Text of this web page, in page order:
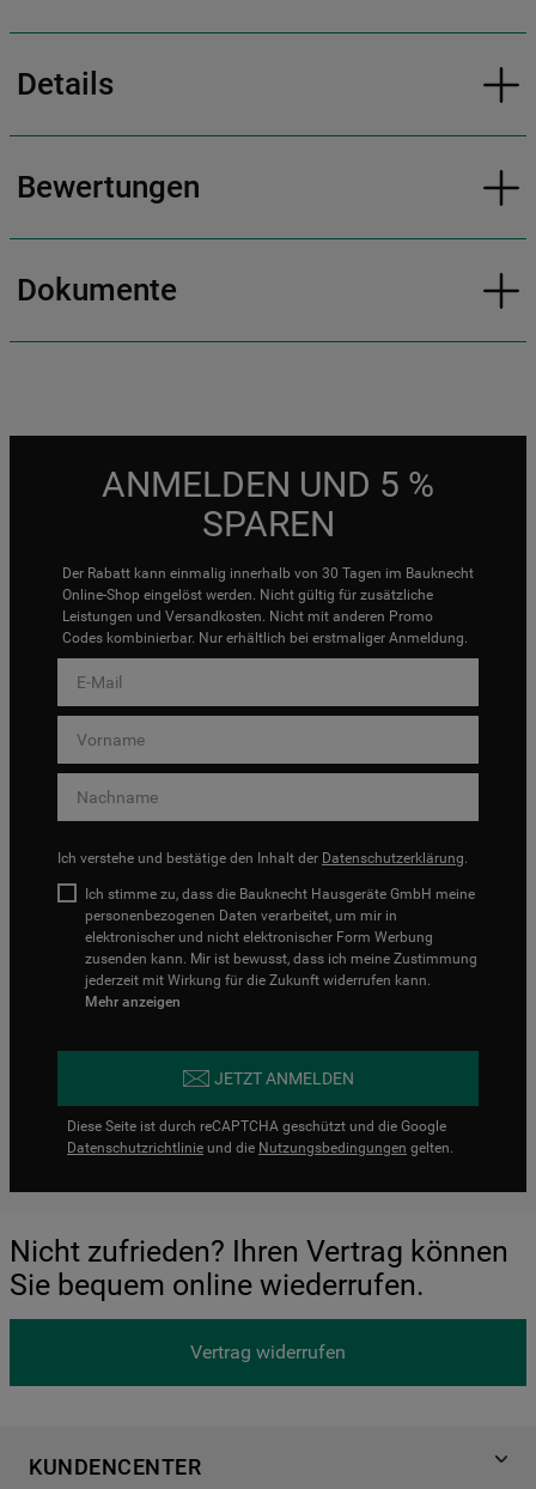
Details
Bewertungen
Dokumente
ANMELDEN UND 5 %
SPAREN
Der Rabatt kann einmalig innerhalb von 30 Tagen im Bauknecht
Online-Shop eingelöst werden. Nicht gültig für zusätzliche
Leistungen und Versandkosten. Nicht mit anderen Promo
Codes kombinierbar. Nur erhältlich bei erstmaliger Anmeldung.
Ich verstehe und bestätige den Inhalt der Datenschutzerklärung.
Ich stimme zu, dass die Bauknecht Hausgeräte GmbH meine
personenbezogenen Daten verarbeitet, um mir in
elektronischer und nicht elektronischer Form Werbung
zusenden kann. Mir ist bewusst, dass ich meine Zustimmung
jederzeit mit Wirkung für die Zukunft widerrufen kann.
Mehr anzeigen
JETZT ANMELDEN
Diese Seite ist durch reCAPTCHA geschützt und die Google
Datenschutzrichtlinie und die Nutzungsbedingungen gelten.
Nicht zufrieden? Ihren Vertrag können
Sie bequem online wiederrufen.
Vertrag widerrufen
KUNDENCENTER